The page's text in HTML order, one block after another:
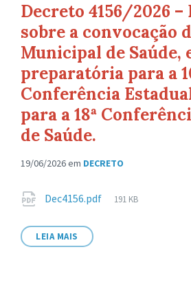
Decreto 4156/2026 –
sobre a convocação
Municipal de Saúde,
preparatória para a
Conferência
para a 18ª
de Saúde.
19/06/2026em DECRETO
Anexos
Dec4156.pdf
Tamanho
191 KB
LEIA MAIS